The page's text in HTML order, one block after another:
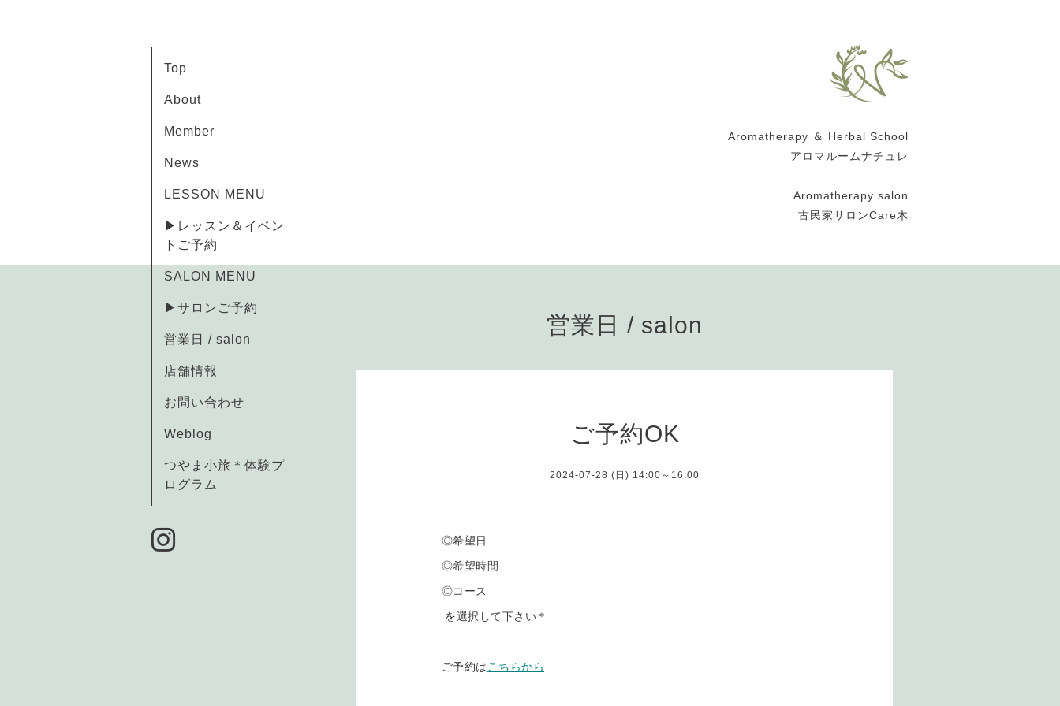
Aromatherapy ＆ Herbal School
アロマルームナチュレ
Aromatherapy salon
古民家サロンCare木
Top
About
Member
News
LESSON MENU
▶レッスン＆イベン
トご予約
SALON MENU
▶サロンご予約
営業日 / salon
店舗情報
お問い合わせ
Weblog
つやま小旅＊体験プ
ログラム
営業日 / salon
ご予約OK
2024-07-28 (日) 14:00～16:00
◎希望日
◎希望時間
◎コース
を選択して下さい＊
ご予約は こちらから